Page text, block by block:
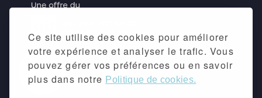
Ce site utilise des cookies pour améliorer
votre expérience et analyser le trafic. Vous
pouvez gérer vos préférences ou en savoir
plus dans notre Politique de cookies.